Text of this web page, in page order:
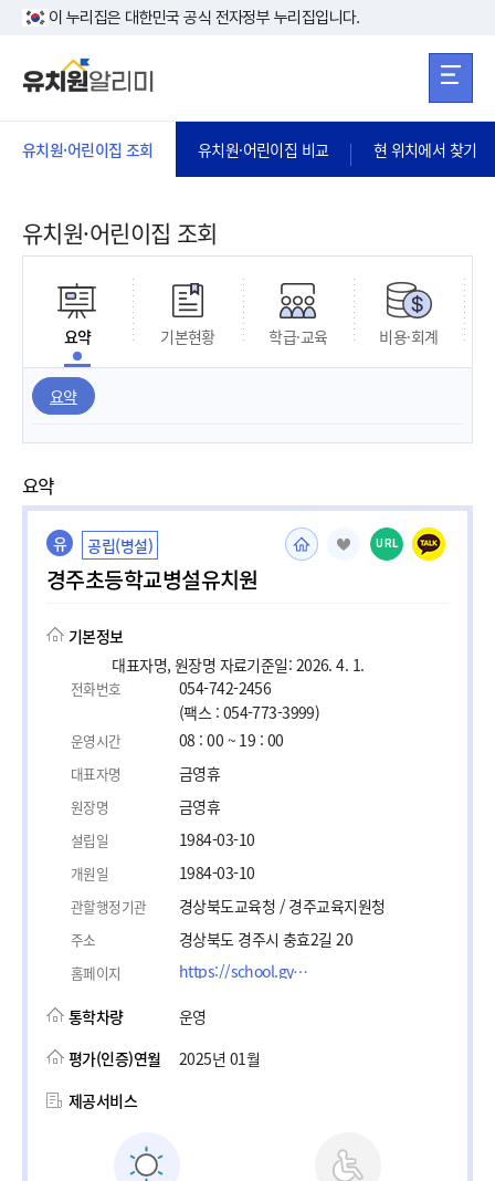
본문 바로가기
이 누리집은 대한민국 공식 전자정부 누리집입니다.
유치원·어린이집 조회 유치원·어린이집 비교 현 위치에서 찾기
유치원·어린이집 조회
요약 기본현황 학급·교육 비용·회계
요약
요약
유 공립(병설)
경주초등학교병설유치원
URL
기본정보
대표자명, 원장명 자료기준일: 2026. 4. 1.
전화번호
054-742-2456
(팩스 : 054-773-3999)
운영시간 08 : 00 ~ 19 : 00
대표자명 금영휴
원장명 금영휴
설립일 1984-03-10
개원일 1984-03-10
관할행정기관 경상북도교육청 / 경주교육지원청
주소 경상북도 경주시 충효2길 20
홈페이지 https://school.gyo6.net/gyeongjues/main.do?sysId=gyeongjues
통학차량
운영
평가(인증)연월
2025년 01월
제공서비스